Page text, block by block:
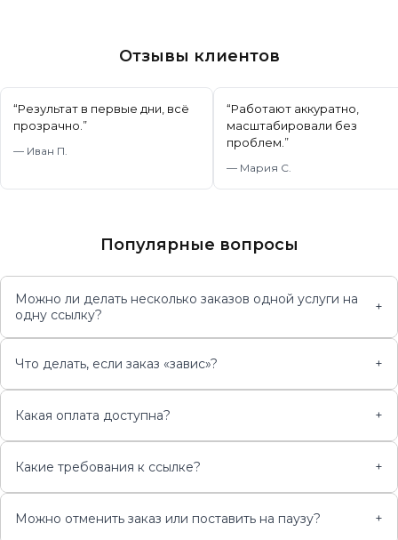
Отзывы клиентов
“Результат в первые дни, всё
прозрачно. ”
— Иван П.
“Работают аккуратно,
масштабировали без
проблем. ”
— Мария С.
Популярные вопросы
Можно ли делать несколько заказов одной услуги на
одну ссылку?
+
Что делать, если заказ «завис»? +
Какая оплата доступна? +
Какие требования к ссылке? +
Можно отменить заказ или поставить на паузу? +